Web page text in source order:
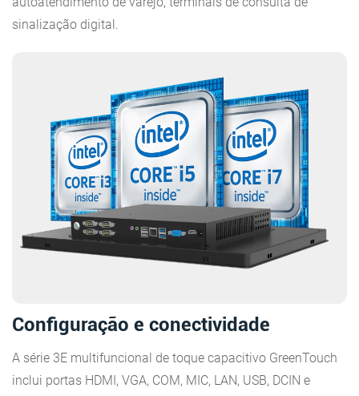
sinalização digital.
Configuração e conectividade
A série 3E multifuncional de toque capacitivo GreenTouch
inclui portas HDMI, VGA, COM, MIC, LAN, USB, DCIN e